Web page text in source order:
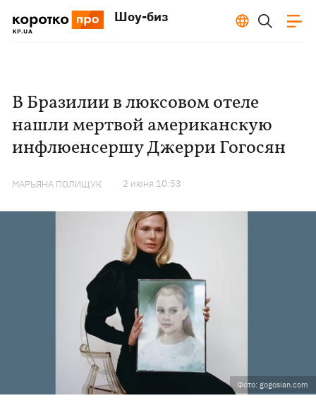
Шоу-биз
В Бразилии в люксовом отеле
нашли мертвой американскую
инфлюенсершу Джерри Гогосян
МАРЬЯНА ПОЛИЩУК 2 июня 10:53
Фото: gogosian.com